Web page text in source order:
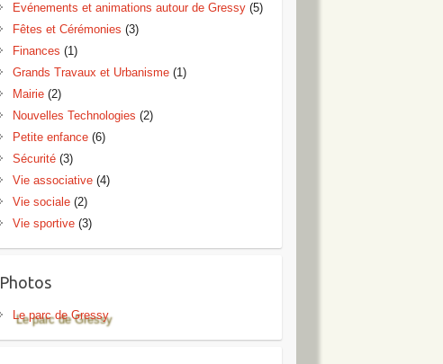
Evénements et animations autour de Gressy (5)
Fêtes et Cérémonies (3)
Finances (1)
Grands Travaux et Urbanisme (1)
Mairie (2)
Nouvelles Technologies (2)
Petite enfance (6)
Sécurité (3)
Vie associative (4)
Vie sociale (2)
Vie sportive (3)
Photos
Le parc de Gressy